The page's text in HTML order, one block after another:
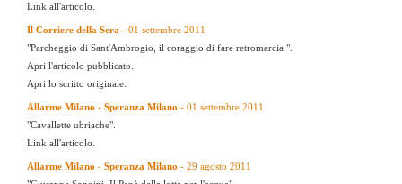
Link all'articolo.
Il Corriere della Sera - 01 settembre 2011
"Parcheggio di Sant'Ambrogio, il coraggio di fare retromarcia ".
Apri l'articolo pubblicato.
Apri lo scritto originale.
Allarme Milano - Speranza Milano - 01 settembre 2011
"Cavallette ubriache".
Link all'articolo.
Allarme Milano - Speranza Milano - 29 agosto 2011